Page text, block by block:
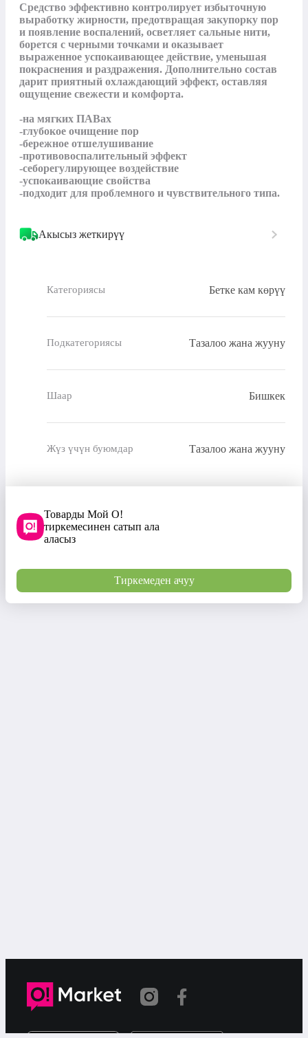
Средство эффективно контролирует избыточную
выработку жирности, предотвращая закупорку пор
и появление воспалений, осветляет сальные нити,
борется с черными точками и оказывает
выраженное успокаивающее действие, уменьшая
покраснения и раздражения. Дополнительно состав
дарит приятный охлаждающий эффект, оставляя
ощущение свежести и комфорта.
-на мягких ПАВах
-глубокое очищение пор
-бережное отшелушивание
-противовоспалительный эффект
-себорегулирующее воздействие
-успокаивающие свойства
-подходит для проблемного и чувствительного типа.
Акысыз жеткирүү
Категориясы Бетке кам көрүү
Подкатегориясы Тазалоо жана жууну
Шаар Бишкек
Жүз үчүн буюмдар Тазалоо жана жууну
Товарды Мой О!
тиркемесинен сатып ала
аласыз
Тиркемеден ачуу